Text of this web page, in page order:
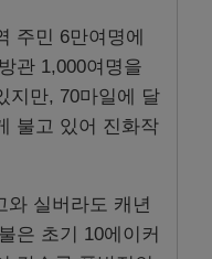
주민 6만여명에
관 1,000여명을
지만, 70마일에 달
불고 있어 진화작
와 실버라도 캐년
은 초기 10에이커